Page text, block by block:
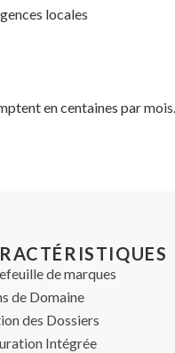
locales
en centaines par
de marques
de Domaine
des Dossiers
Intégrée